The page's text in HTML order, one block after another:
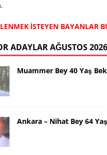
İSTEYEN BAYANLAR
ADAYLAR AĞUSTOS 2026
Muammer Bey 40 Yaş
Ankara – Nihat Bey 64